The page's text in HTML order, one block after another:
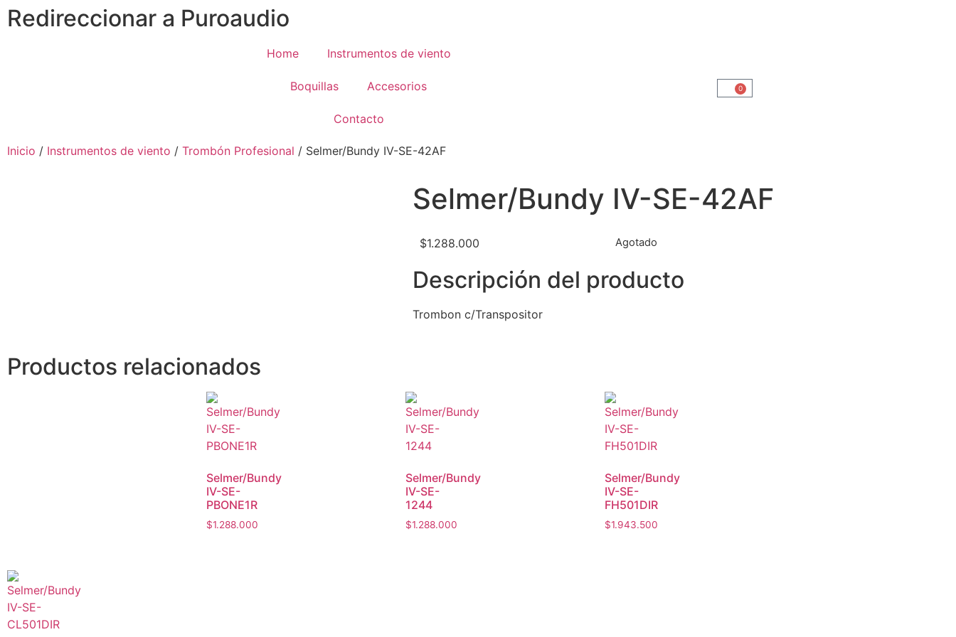
Redireccionar a Puroaudio
Home Instrumentos de viento
Boquillas Accesorios
Contacto
0
Inicio / Instrumentos de viento / Trombón Profesional / Selmer/Bundy IV-SE-42AF
Selmer/Bundy IV-SE-42AF
$1.288.000 Agotado
Descripción del producto
Trombon c/Transpositor
Productos relacionados
Selmer/Bundy
IV-SE-
PBONE1R
$1.288.000
Selmer/Bundy
IV-SE-
1244
$1.288.000
Selmer/Bundy
IV-SE-
FH501DIR
$1.943.500